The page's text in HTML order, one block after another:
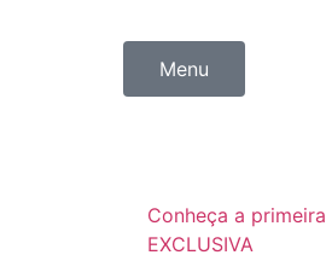
Menu
Conheça a
EXCLUSIVA